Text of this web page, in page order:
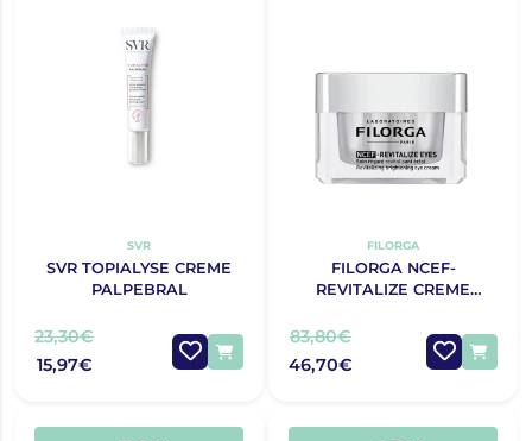
SVR
SVR TOPIALYSE CREME
PALPEBRAL
23,30€
15,97€
FILORGA
FILORGA NCEF-
REVITALIZE CREME
83,80€
46,70€